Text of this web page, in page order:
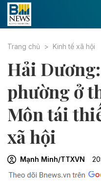
Trang chủ Kinh tế xã hội
Hải
phường ở
Môn tái
xã hội
Mạnh Minh/TTXVN